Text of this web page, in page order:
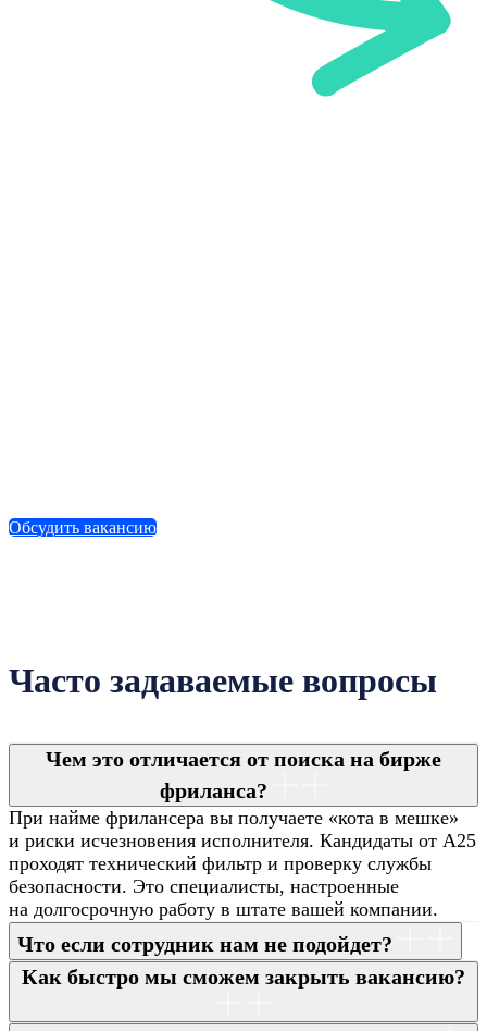
Обсудить вакансию
Часто задаваемые вопросы
Чем это отличается от поиска на бирже
фриланса?
При найме фрилансера вы получаете «кота в мешке»
и риски исчезновения исполнителя. Кандидаты от А25
проходят технический фильтр и проверку службы
безопасности. Это специалисты, настроенные
на долгосрочную работу в штате вашей компании.
Что если сотрудник нам не подойдет?
Как быстро мы сможем закрыть вакансию?